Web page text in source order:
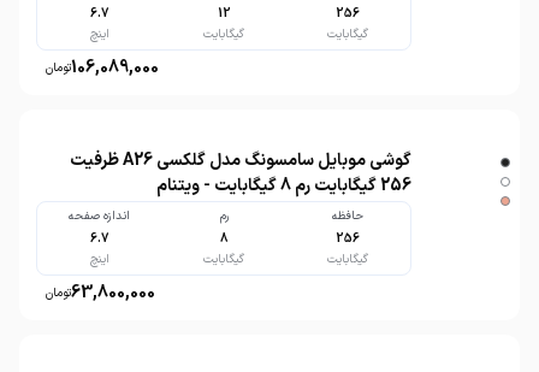
256
گیگابایت
12
گیگابایت
6.7
اینچ
106,089,000تومان
گوشی موبایل سامسونگ مدل گلکسی A26 ظرفیت
256 گیگابایت رم 8 گیگابایت - ویتنام
حافظه
256
گیگابایت
رم
8
گیگابایت
اندازه صفحه
6.7
اینچ
63,800,000تومان